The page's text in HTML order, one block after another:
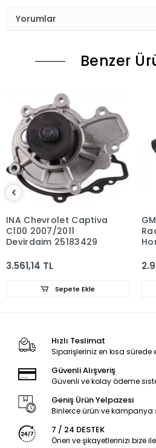
Yorumlar
Benzer
INA Chevrolet Captiva
C100 2007/2011
Devirdaim 25183429
3.561,14 TL
Sepete Ekle
Hızlı Teslimat
Siparişleriniz en kısa sürede
Güvenli Alışveriş
Güvenli ve kolay ödeme
Geniş Ürün Yelpazesi
Binlerce ürün ve kampanya
7 / 24 DESTEK
Öneri ve şikayetlerinizi bize